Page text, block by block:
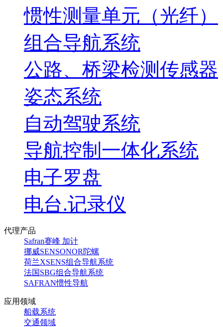
惯性测量单元（光纤）
组合导航系统
公路、桥梁检测传感器
姿态系统
自动驾驶系统
导航控制一体化系统
电子罗盘
电台.记录仪
代理产品
Safran赛峰 加计
挪威SENSONOR陀螺
荷兰XSENS组合导航系统
法国SBG组合导航系统
SAFRAN惯性导航
应用领域
船载系统
交通领域